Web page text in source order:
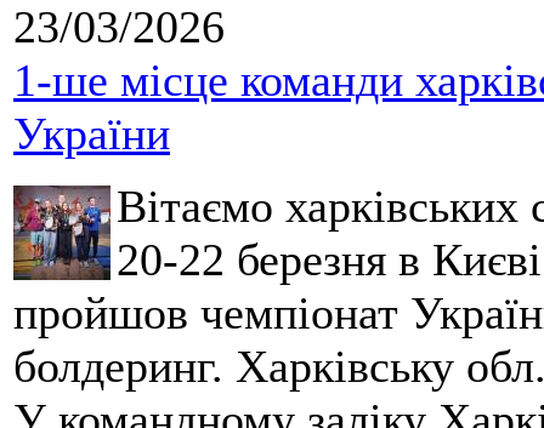
23/03/2026
1-ше місце команди
України
Вітаємо
20-22 березня в
пройшов чемпіонат
болдеринг. Харківську